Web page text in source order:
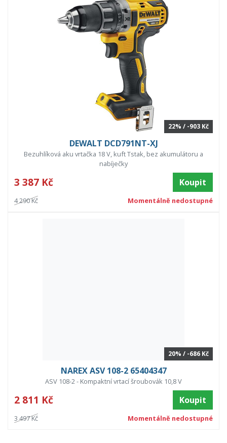
22% / -903 Kč
DEWALT DCD791NT-XJ
Bezuhlíková aku vrtačka 18 V, kuft Tstak, bez akumulátoru a
nabíječky
3 387 Kč Koupit
4 290 Kč Momentálně nedostupné
20% / -686 Kč
NAREX ASV 108-2 65404347
ASV 108-2 - Kompaktní vrtací šroubovák 10,8 V
2 811 Kč Koupit
3 497 Kč Momentálně nedostupné